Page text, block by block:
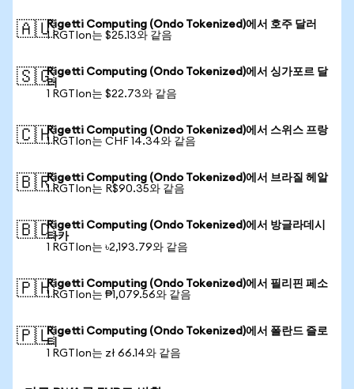
🇦🇺Rigetti Computing (Ondo Tokenized)에서 호주 달러
1 RGTIon는 $25.13와 같음
🇸🇬Rigetti Computing (Ondo Tokenized)에서 싱가포르 달
러
1 RGTIon는 $22.73와 같음
🇨🇭Rigetti Computing (Ondo Tokenized)에서 스위스 프랑
1 RGTIon는 CHF 14.34와 같음
🇧🇷Rigetti Computing (Ondo Tokenized)에서 브라질 헤알
1 RGTIon는 R$90.35와 같음
🇧🇩Rigetti Computing (Ondo Tokenized)에서 방글라데시
타카
1 RGTIon는 ৳2,193.79와 같음
🇵🇭Rigetti Computing (Ondo Tokenized)에서 필리핀 페소
1 RGTIon는 ₱1,079.56와 같음
🇵🇱Rigetti Computing (Ondo Tokenized)에서 폴란드 즐로
티
1 RGTIon는 zł 66.14와 같음